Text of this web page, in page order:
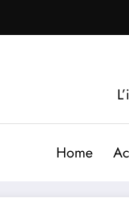
Home